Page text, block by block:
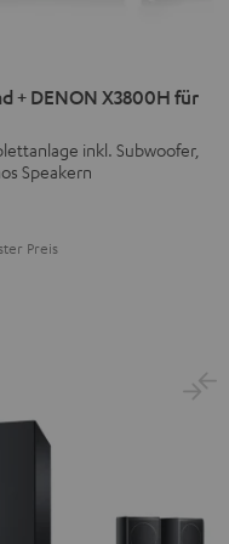
+ DENON X3800H für
inkl. Subwoofer,
Speakern
Preis